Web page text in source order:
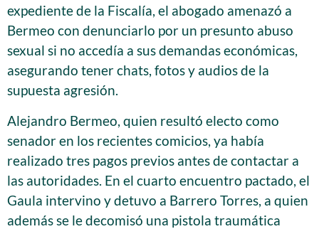
expediente de la Fiscalía, el abogado amenazó a
Bermeo con denunciarlo por un presunto abuso
sexual si no accedía a sus demandas económicas,
asegurando tener chats, fotos y audios de la
supuesta agresión.
Alejandro Bermeo, quien resultó electo como
senador en los recientes comicios, ya había
realizado tres pagos previos antes de contactar a
las autoridades. En el cuarto encuentro pactado, el
Gaula intervino y detuvo a Barrero Torres, a quien
además se le decomisó una pistola traumática